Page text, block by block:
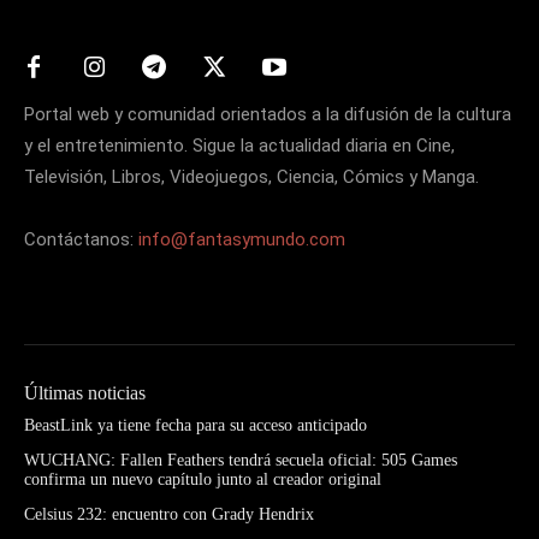
Portal web y comunidad orientados a la difusión de la cultura
y el entretenimiento. Sigue la actualidad diaria en Cine,
Televisión, Libros, Videojuegos, Ciencia, Cómics y Manga.
Contáctanos: info@fantasymundo.com
Últimas noticias
BeastLink ya tiene fecha para su acceso anticipado
WUCHANG: Fallen Feathers tendrá secuela oficial: 505 Games
confirma un nuevo capítulo junto al creador original
Celsius 232: encuentro con Grady Hendrix